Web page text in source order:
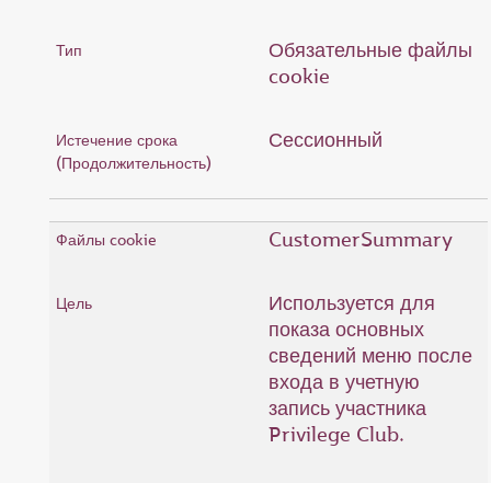
Обязательные файлы
cookie
Сессионный
CustomerSummary
Используется для
показа основных
сведений меню после
входа в учетную
запись участника
Privilege Club.